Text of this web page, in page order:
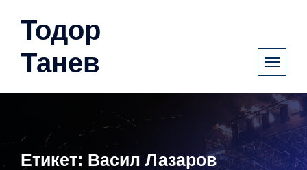
Тодор
Танев
Етикет: Васил Лазаров